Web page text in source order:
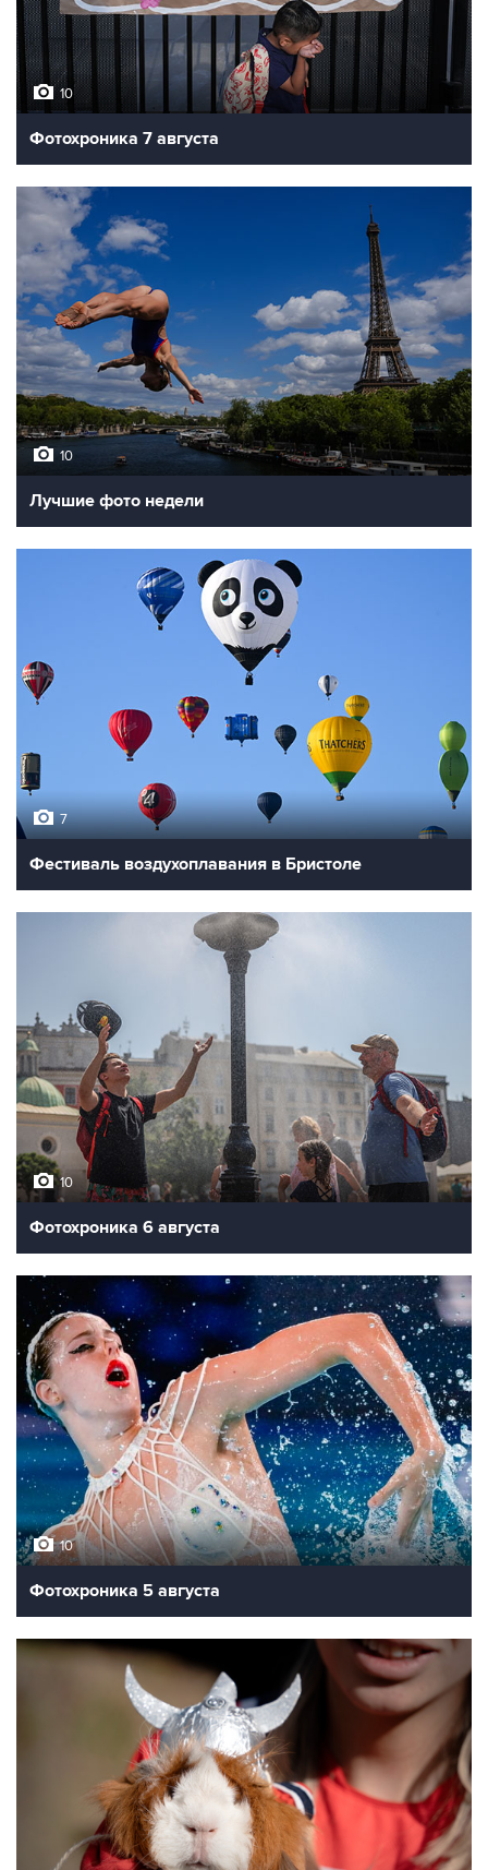
10
Фотохроника 7 августа
10
Лучшие фото недели
7
Фестиваль воздухоплавания в Бристоле
10
Фотохроника 6 августа
10
Фотохроника 5 августа